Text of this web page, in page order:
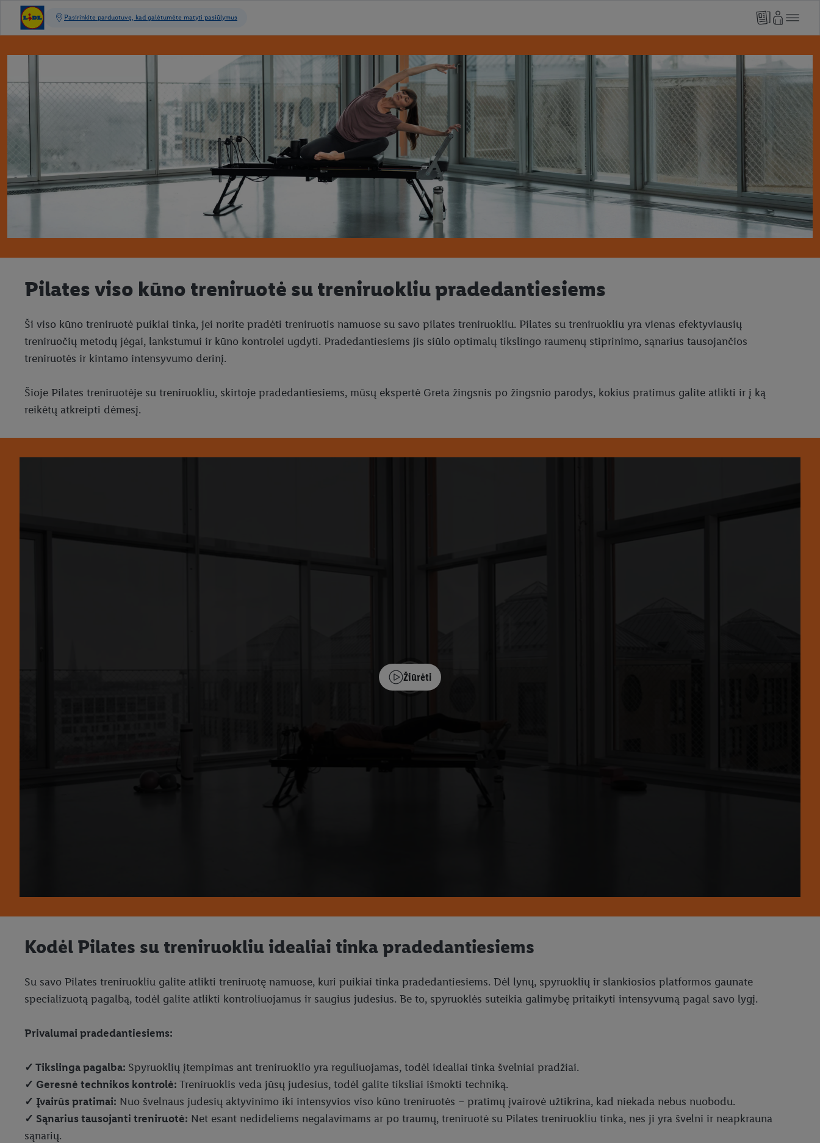
Pilates viso kūno treniruotė su treniruokliu pradedantiesiems
Ši viso kūno treniruotė puikiai tinka, jei norite pradėti treniruotis namuose su savo pilates treniruokliu. Pilates su treniruokliu yra vienas efektyviausių
treniruočių metodų jėgai, lankstumui ir kūno kontrolei ugdyti. Pradedantiesiems jis siūlo optimalų tikslingo raumenų stiprinimo, sąnarius tausojančios
treniruotės ir kintamo intensyvumo derinį.
Šioje Pilates treniruotėje su treniruokliu, skirtoje pradedantiesiems, mūsų ekspertė Greta žingsnis po žingsnio parodys, kokius pratimus galite atlikti ir į ką
reikėtų atkreipti dėmesį.
Žiūrėti
Kodėl Pilates su treniruokliu idealiai tinka pradedantiesiems
Su savo Pilates treniruokliu galite atlikti treniruotę namuose, kuri puikiai tinka pradedantiesiems. Dėl lynų, spyruoklių ir slankiosios platformos gaunate
specializuotą pagalbą, todėl galite atlikti kontroliuojamus ir saugius judesius. Be to, spyruoklės suteikia galimybę pritaikyti intensyvumą pagal savo lygį.
Privalumai pradedantiesiems:
✓ Tikslinga pagalba: Spyruoklių įtempimas ant treniruoklio yra reguliuojamas, todėl idealiai tinka švelniai pradžiai.
✓ Geresnė technikos kontrolė: Treniruoklis veda jūsų judesius, todėl galite tiksliai išmokti techniką.
✓ Įvairūs pratimai: Nuo švelnaus judesių aktyvinimo iki intensyvios viso kūno treniruotės – pratimų įvairovė užtikrina, kad niekada nebus nuobodu.
✓ Sąnarius tausojanti treniruotė: Net esant nedideliems negalavimams ar po traumų, treniruotė su Pilates treniruokliu tinka, nes ji yra švelni ir neapkrauna
sąnarių.